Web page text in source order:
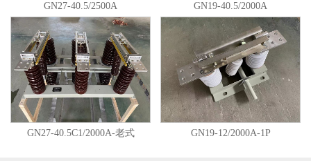
GN27-40.5/2500A GN19-40.5/2000A
GN27-40.5C1/2000A-老式 GN19-12/2000A-1P